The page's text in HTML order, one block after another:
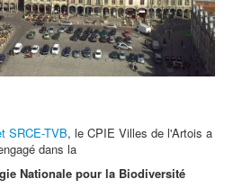
(GNPV)
Territoire (CRT)
SRCE-TVB, le CPIE Villes de l'Artois a
dans la
Nationale pour la Biodiversité